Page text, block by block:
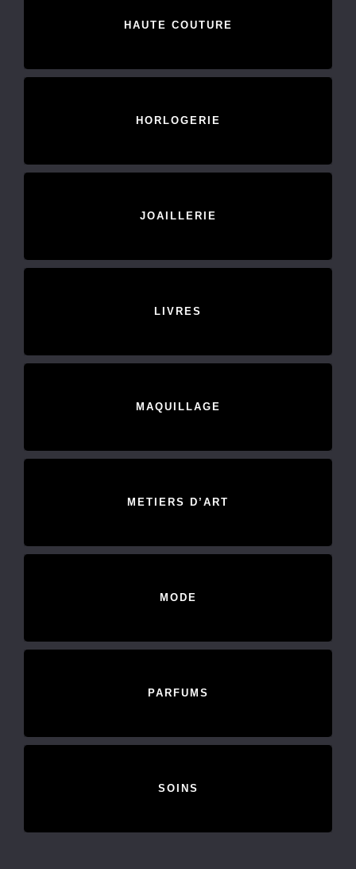
HAUTE COUTURE
HORLOGERIE
JOAILLERIE
LIVRES
MAQUILLAGE
METIERS D’ART
MODE
PARFUMS
SOINS